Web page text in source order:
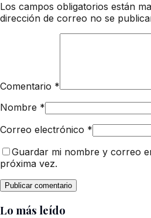
Los campos obligatorios están
dirección de correo no se
Comentario *
Nombre *
Correo electrónico *
Guardar mi nombre y correo
próxima vez.
Lo más leído